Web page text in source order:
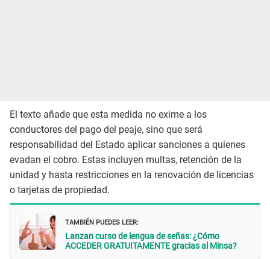
El texto añade que esta medida no exime a los
conductores del pago del peaje, sino que será
responsabilidad del Estado aplicar sanciones a quienes
evadan el cobro. Estas incluyen multas, retención de la
unidad y hasta restricciones en la renovación de licencias
o tarjetas de propiedad.
TAMBIÉN PUEDES LEER:
Lanzan curso de lengua de señas: ¿Cómo
ACCEDER GRATUITAMENTE gracias al Minsa?